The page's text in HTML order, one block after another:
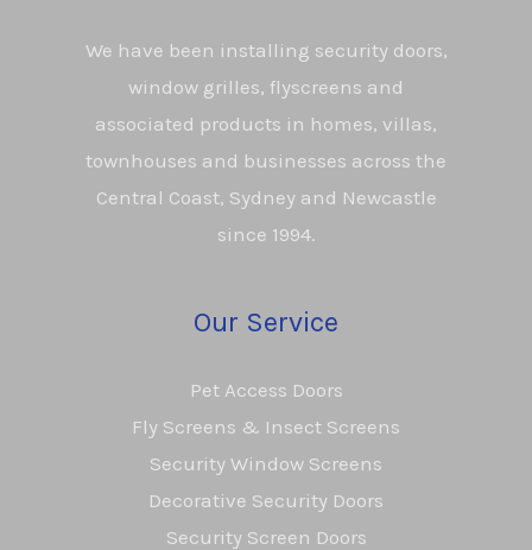
We have been installing security doors,
window grilles, flyscreens and
associated products in homes, villas,
townhouses and businesses across the
Central Coast, Sydney and Newcastle
since 1994.
Our Service
Pet Access Doors
Fly Screens & Insect Screens
Security Window Screens
Decorative Security Doors
Security Screen Doors